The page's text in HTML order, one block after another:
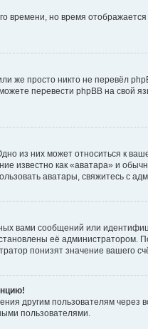
времени, но время
же просто никто не перевёл
перевести phpBB на
из них может относиться к
известно как «аватара» и
аватары, свяжитесь с
вами сообщений или
её
понизят значение вашего
другим пользователям
пользователями.